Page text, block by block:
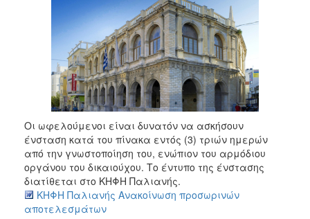
Οι ωφελούμενοι είναι δυνατόν να ασκήσουν
ένσταση κατά του πίνακα εντός (3) τριών ημερών
από την γνωστοποίηση του, ενώπιον του αρμόδιου
οργάνου του δικαιούχου. Το έντυπο της ένστασης
διατίθεται στο ΚΗΦΗ Παλιανής.
ΚΗΦΗ Παλιανής Ανακοίνωση προσωρινών
αποτελεσμάτων